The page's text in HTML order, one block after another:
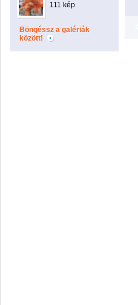
111 kép
Böngéssz a galériák
között!